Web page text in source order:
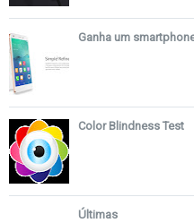
Ganha um
Color Blindness Test
Últimas